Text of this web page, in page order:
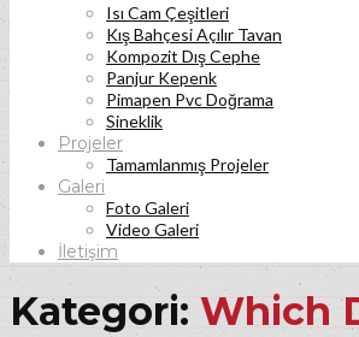
Isı Cam Çeşitleri
Kış Bahçesi Açılır Tavan
Kompozit Dış Cephe
Panjur Kepenk
Pimapen Pvc Doğrama
Sineklik
Projeler
Tamamlanmış Projeler
Galeri
Foto Galeri
Video Galeri
İletişim
Kategori: Which